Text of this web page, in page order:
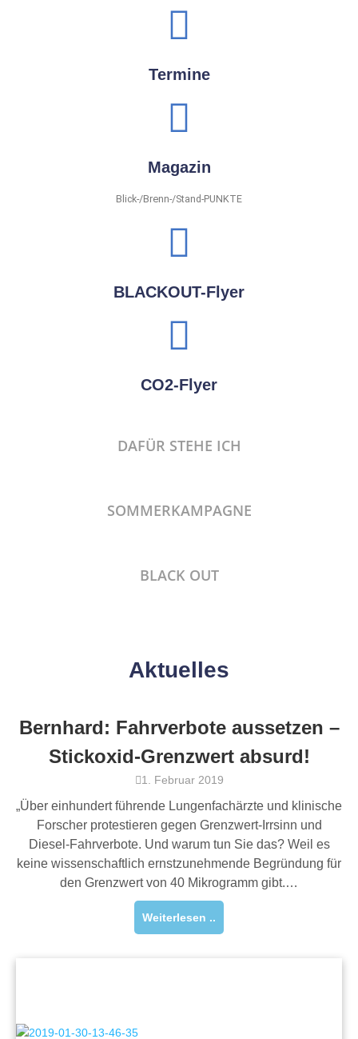
Termine
Magazin
Blick-/Brenn-/Stand-PUNKTE
BLACKOUT-Flyer
CO2-Flyer
DAFÜR STEHE ICH
SOMMERKAMPAGNE
BLACK OUT
Aktuelles
Bernhard: Fahrverbote aussetzen –
Stickoxid-Grenzwert absurd!
1. Februar 2019
„Über einhundert führende Lungenfachärzte und klinische
Forscher protestieren gegen Grenzwert-Irrsinn und
Diesel-Fahrverbote. Und warum tun Sie das? Weil es
keine wissenschaftlich ernstzunehmende Begründung für
den Grenzwert von 40 Mikrogramm gibt.…
Weiterlesen ..